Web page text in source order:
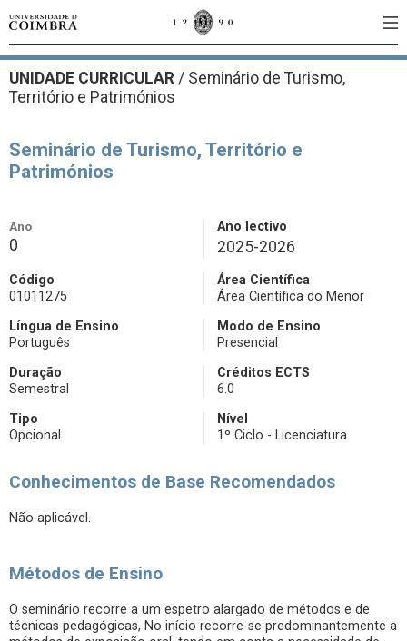
UNIDADE CURRICULAR / Seminário de Turismo,
Território e Patrimónios
Seminário de Turismo, Território e
Patrimónios
Ano
0
Ano lectivo
2025-2026
Código
01011275
Área Científica
Área Científica do Menor
Língua de Ensino
Português
Modo de Ensino
Presencial
Duração
Semestral
Créditos ECTS
6.0
Tipo
Opcional
Nível
1º Ciclo - Licenciatura
Conhecimentos de Base Recomendados
Não aplicável.
Métodos de Ensino
O seminário recorre a um espetro alargado de métodos e de
técnicas pedagógicas, No início recorre-se predominantemente a